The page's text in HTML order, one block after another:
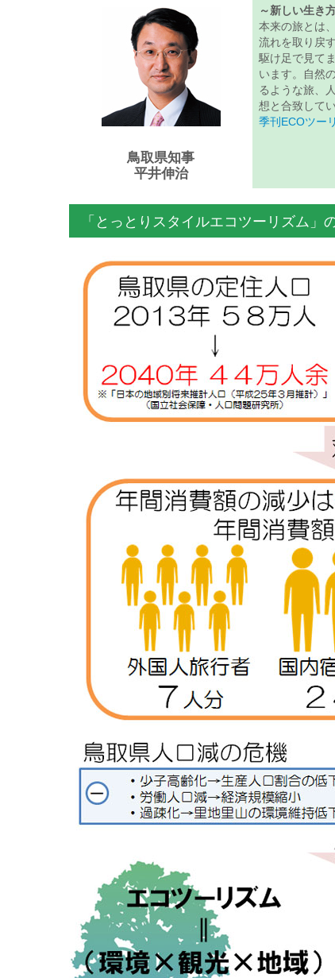
鳥取県知事
平井伸治
～新しい生き
本来の旅とは
流れを取り戻
駆け足で見て
います。自然
るような旅、
想と合致して
季刊ECOツー
「とっとりスタイルエコツーリズム」